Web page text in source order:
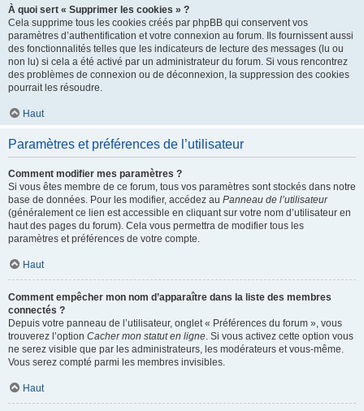
À quoi sert « Supprimer les cookies » ?
Cela supprime tous les cookies créés par phpBB qui conservent vos
paramètres d’authentification et votre connexion au forum. Ils fournissent aussi
des fonctionnalités telles que les indicateurs de lecture des messages (lu ou
non lu) si cela a été activé par un administrateur du forum. Si vous rencontrez
des problèmes de connexion ou de déconnexion, la suppression des cookies
pourrait les résoudre.
Haut
Paramètres et préférences de l’utilisateur
Comment modifier mes paramètres ?
Si vous êtes membre de ce forum, tous vos paramètres sont stockés dans notre
base de données. Pour les modifier, accédez au Panneau de l’utilisateur
(généralement ce lien est accessible en cliquant sur votre nom d’utilisateur en
haut des pages du forum). Cela vous permettra de modifier tous les
paramètres et préférences de votre compte.
Haut
Comment empêcher mon nom d’apparaître dans la liste des membres
connectés ?
Depuis votre panneau de l’utilisateur, onglet « Préférences du forum », vous
trouverez l’option Cacher mon statut en ligne. Si vous activez cette option vous
ne serez visible que par les administrateurs, les modérateurs et vous-même.
Vous serez compté parmi les membres invisibles.
Haut